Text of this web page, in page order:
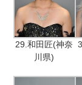
29.和田匠(神奈
川県)